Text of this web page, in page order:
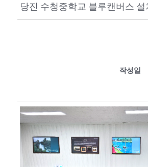
당진 수청중학교 블루캔버스 설
작성일